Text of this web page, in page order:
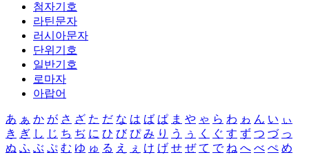
첨자기호
라틴문자
러시아문자
단위기호
일반기호
로마자
아랍어
あ ぁ か が さ ざ た だ な は ば ぱ ま や ゃ ら わ ゎ ん い ぃ
き ぎ し じ ち ぢ に ひ び ぴ み り う ぅ く ぐ す ず つ づ っ
ぬ ふ ぶ ぷ む ゆ ゅ る え ぇ け げ せ ぜ て で ね へ べ ぺ め